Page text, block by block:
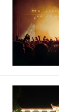
Góc
Công
Hitech
Sản